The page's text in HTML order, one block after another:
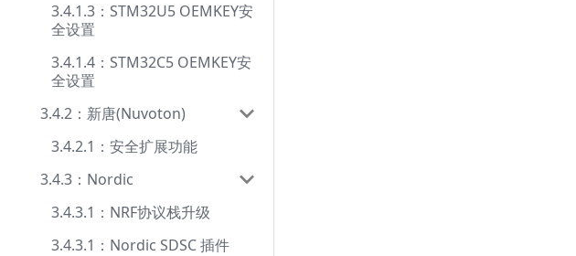
3.4.1.3：STM32U5 OEMKEY安
全设置
3.4.1.4：STM32C5 OEMKEY安
全设置
3.4.2：新唐(Nuvoton)
3.4.2.1：安全扩展功能
3.4.3：Nordic
3.4.3.1：NRF协议栈升级
3.4.3.1：Nordic SDSC 插件